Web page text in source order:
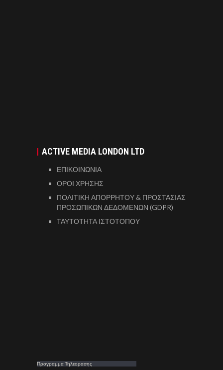
ACTIVE MEDIA LONDON LTD
ΕΠΙΚΟΙΝΩΝΙΑ
ΟΡΟΙ ΧΡΗΣΗΣ
ΠΟΛΙΤΙΚΗ ΑΠΟΡΡΗΤΟΥ & ΠΡΟΣΤΑΣΙΑΣ
ΠΡΟΣΩΠΙΚΩΝ ΔΕΔΟΜΕΝΩΝ (GDPR)
ΤΑΥΤΟΤΗΤΑ ΙΣΤΟΤΟΠΟΥ
Προγραμμα Τηλεορασης